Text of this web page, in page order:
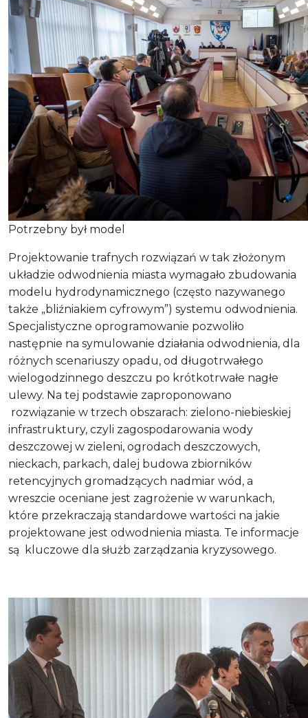
Potrzebny był model
Projektowanie trafnych rozwiązań w tak złożonym
układzie odwodnienia miasta wymagało zbudowania
modelu hydrodynamicznego (często nazywanego
także „bliźniakiem cyfrowym”) systemu odwodnienia.
Specjalistyczne oprogramowanie pozwoliło
następnie na symulowanie działania odwodnienia, dla
różnych scenariuszy opadu, od długotrwałego
wielogodzinnego deszczu po krótkotrwałe nagłe
ulewy. Na tej podstawie zaproponowano
rozwiązanie w trzech obszarach: zielono-niebieskiej
infrastruktury, czyli zagospodarowania wody
deszczowej w zieleni, ogrodach deszczowych,
nieckach, parkach, dalej budowa zbiorników
retencyjnych gromadzących nadmiar wód, a
wreszcie oceniane jest zagrożenie w warunkach,
które przekraczają standardowe wartości na jakie
projektowane jest odwodnienia miasta. Te informacje
są kluczowe dla służb zarządzania kryzysowego.